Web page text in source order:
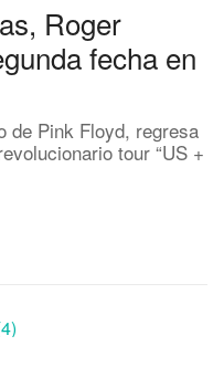
Roger
fecha en
de Pink Floyd, regresa
tour “US +